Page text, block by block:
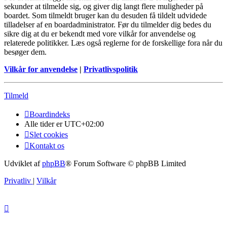
sekunder at tilmelde sig, og giver dig langt flere muligheder på
boardet. Som tilmeldt bruger kan du desuden få tildelt udvidede
tilladelser af en boardadministrator. Før du tilmelder dig bedes du
sikre dig at du er bekendt med vore vilkår for anvendelse og
relaterede politikker. Læs også reglerne for de forskellige fora når du
besøger dem.
Vilkår for anvendelse | Privatlivspolitik
Tilmeld
Boardindeks
Alle tider erUTC+02:00
Slet cookies
Kontakt os
Udviklet afphpBB® Forum Software © phpBB Limited
Privatliv | Vilkår